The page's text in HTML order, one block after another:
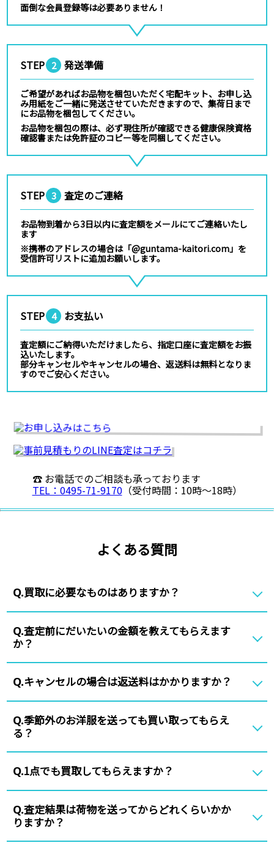
面倒な会員登録等は必要ありません！
STEP 2 発送準備
ご希望があればお品物を梱包いただく宅配キット、お申し込
み用紙をご一緒に発送させていただきますので、集荷日まで
にお品物を梱包してください。
お品物を梱包の際は、必ず現住所が確認できる健康保険資格
確認書または免許証のコピー等を同梱してください。
STEP 3 査定のご連絡
お品物到着から3日以内に査定額をメールにてご連絡いたし
ます
※携帯のアドレスの場合は「@guntama-kaitori.com」を
受信許可リストに追加お願いします。
STEP 4 お支払い
査定額にご納得いただけましたら、指定口座に査定額をお振
込いたします。
部分キャンセルやキャンセルの場合、返送料は無料となりま
すのでご安心ください。
☎ お電話でのご相談も承っております
TEL：0495-71-9170（受付時間：10時〜18時）
よくある質問
Q.買取に必要なものはありますか？
Q.査定前にだいたいの金額を教えてもらえます
か？
Q.キャンセルの場合は返送料はかかりますか？
Q.季節外のお洋服を送っても買い取ってもらえ
る？
Q.1点でも買取してもらえますか？
Q.査定結果は荷物を送ってからどれくらいかか
りますか？